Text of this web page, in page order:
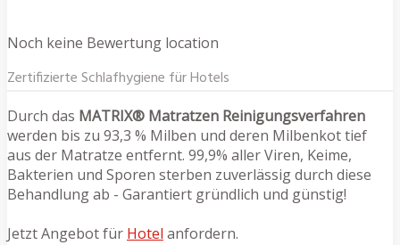
Noch keine Bewertung location
Zertifizierte Schlafhygiene für Hotels
Durch das MATRIX® Matratzen Reinigungsverfahren
werden bis zu 93,3 % Milben und deren Milbenkot tief
aus der Matratze entfernt. 99,9% aller Viren, Keime,
Bakterien und Sporen sterben zuverlässig durch diese
Behandlung ab - Garantiert gründlich und günstig!
Jetzt Angebot für Hotel anfordern.